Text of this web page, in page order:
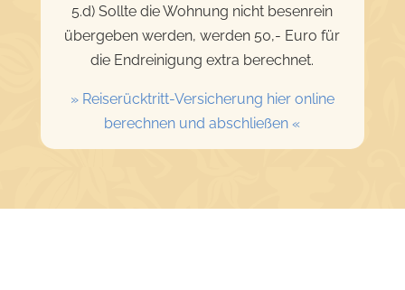
5.d) Sollte die Wohnung nicht besenrein
übergeben werden, werden 50,- Euro für
die Endreinigung extra berechnet.
» Reiserücktritt-Versicherung hier online
berechnen und abschließen «